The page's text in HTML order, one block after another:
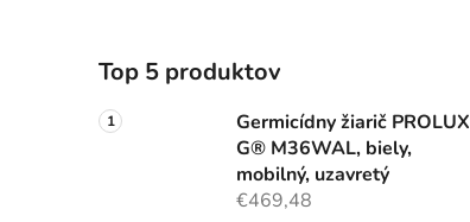
Top 5 produktov
Germicídny žiarič PROLUX
G® M36WAL, biely,
mobilný, uzavretý
€469,48